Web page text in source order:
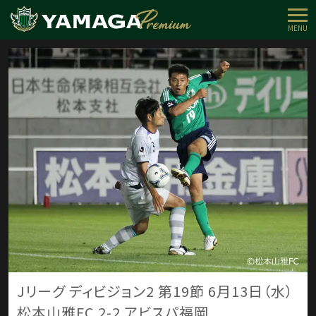
MENU
Jリーグ ディビジョン2 第19節 6月13日（水）